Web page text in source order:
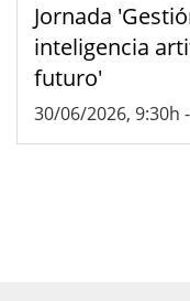
Jornada
inteligencia
futuro'
30/06/2026, 9:30h -